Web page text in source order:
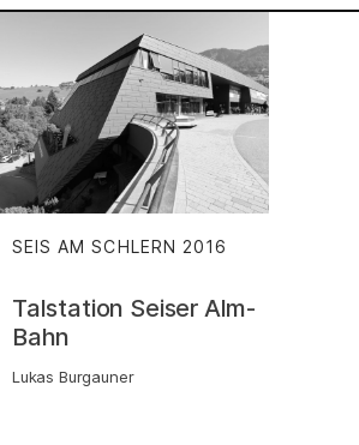
SEIS AM SCHLERN 2016
Talstation Seiser Alm-
Bahn
Lukas Burgauner